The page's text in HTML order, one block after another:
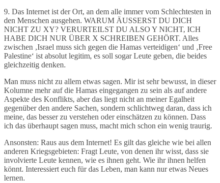
9. Das Internet ist der Ort, an dem alle immer vom Schlechtesten in
den Menschen ausgehen. WARUM ÄUSSERST DU DICH
NICHT ZU XY? VERURTEILST DU ALSO Y NICHT, ICH
HABE DICH NUR ÜBER X SCHREIBEN GEHÖRT. Alles
zwischen ‚Israel muss sich gegen die Hamas verteidigen‘ und ‚Free
Palestine‘ ist absolut legitim, es soll sogar Leute geben, die beides
gleichzeitig denken.
Man muss nicht zu allem etwas sagen. Mir ist sehr bewusst, in dieser
Kolumne mehr auf die Hamas eingegangen zu sein als auf andere
Aspekte des Konflikts, aber das liegt nicht an meiner Egalheit
gegenüber den andere Sachen, sondern schlichtweg daran, dass ich
meine, das besser zu verstehen oder einschätzen zu können. Dass
ich das überhaupt sagen muss, macht mich schon ein wenig traurig.
Ansonsten: Raus aus dem Internet! Es gilt das gleiche wie bei allen
anderen Kriegsgebieten: Fragt Leute, von denen ihr wisst, dass sie
involvierte Leute kennen, wie es ihnen geht. Wie ihr ihnen helfen
könnt. Interessiert euch für das Leben, man kann nur etwas Neues
lernen.